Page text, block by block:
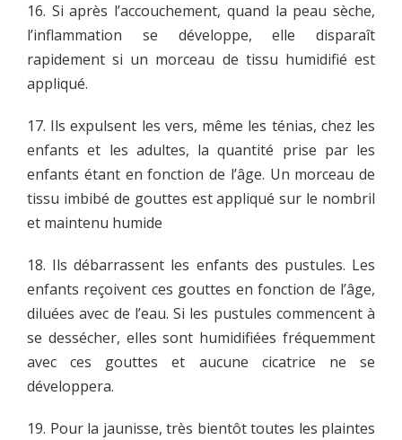
16. Si après l’accouchement, quand la peau sèche,
l’inflammation se développe, elle disparaît
rapidement si un morceau de tissu humidifié est
appliqué.
17. Ils expulsent les vers, même les ténias, chez les
enfants et les adultes, la quantité prise par les
enfants étant en fonction de l’âge. Un morceau de
tissu imbibé de gouttes est appliqué sur le nombril
et maintenu humide
18. Ils débarrassent les enfants des pustules. Les
enfants reçoivent ces gouttes en fonction de l’âge,
diluées avec de l’eau. Si les pustules commencent à
se dessécher, elles sont humidifiées fréquemment
avec ces gouttes et aucune cicatrice ne se
développera.
19. Pour la jaunisse, très bientôt toutes les plaintes